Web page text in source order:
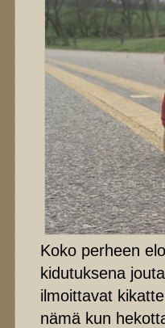
Koko perheen
kidutuksena
ilmoittavat
nämä kun